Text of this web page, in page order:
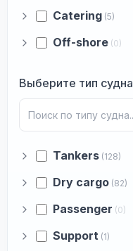
Catering (5)
Off-shore (0)
Выберите тип судна
Tankers (128)
Dry cargo (82)
Passenger (0)
Support (1)